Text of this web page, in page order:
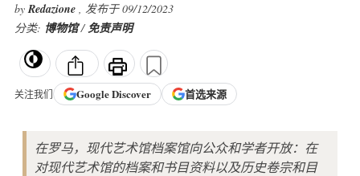
byRedazione , 发布于 09/12/2023
分类: 博物馆/免责声明
关注我们 GoogleDiscover 首选来源
在罗马，现代艺术馆档案馆向公众和学者开放：在
对现代艺术馆的档案和书目资料以及历史卷宗和目